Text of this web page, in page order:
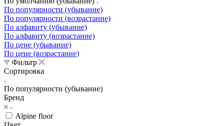
По популярности (убывание)
По популярности (возрастание)
По алфавиту (убывание)
По алфавиту (возрастание)
По цене (убывание)
По цене (возрастание)
Фильтр
Сортировка
По популярности (убывание)
Бренд
Alpine floor